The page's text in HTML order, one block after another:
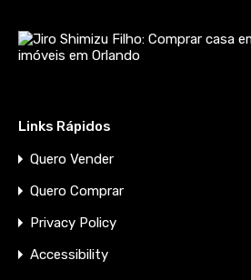
Links Rápidos
Quero Vender
Quero Comprar
Privacy Policy
Accessibility